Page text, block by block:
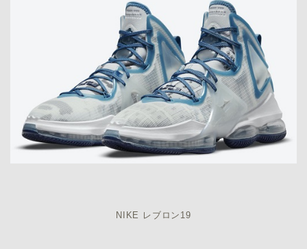
NIKE レブロン19